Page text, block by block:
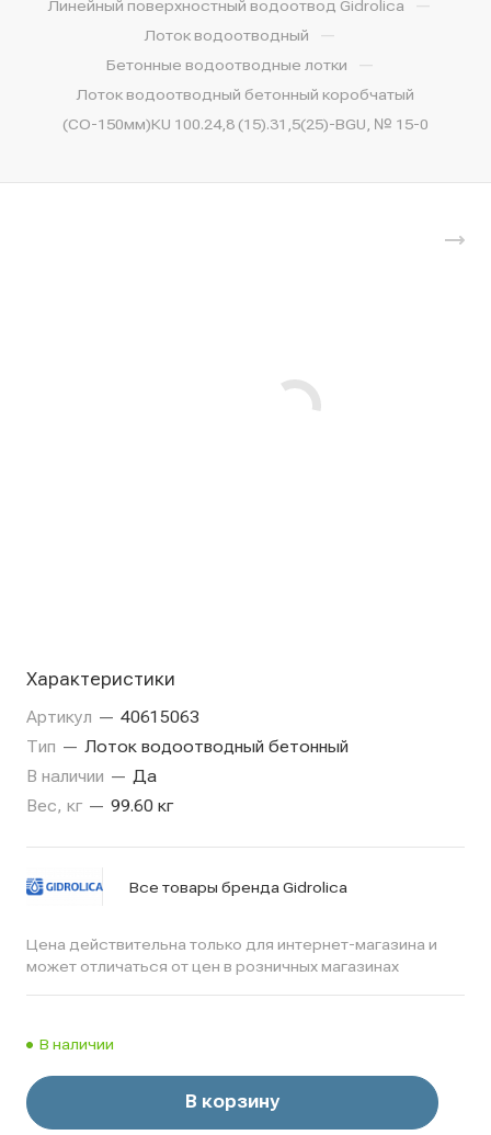
Линейный поверхностный водоотвод Gidrolica —
Лоток водоотводный —
Бетонные водоотводные лотки —
Лоток водоотводный бетонный коробчатый
(СО-150мм)КU 100.24,8 (15).31,5(25)-BGU, № 15-0
Характеристики
Артикул — 40615063
Тип — Лоток водоотводный бетонный
В наличии — Да
Вес, кг — 99.60 кг
Все товары бренда Gidrolica
Цена действительна только для интернет-магазина и
может отличаться от цен в розничных магазинах
В наличии
В корзину